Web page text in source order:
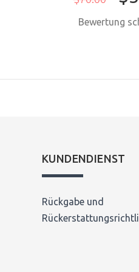
Bewertung
KUNDENDIENST
Rückgabe und